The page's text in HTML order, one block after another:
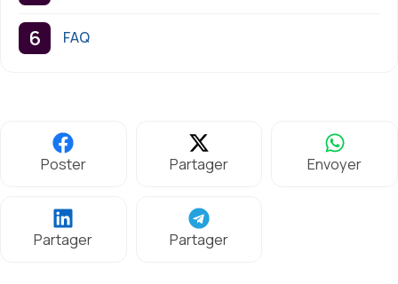
FAQ
Poster Partager Envoyer
Partager Partager